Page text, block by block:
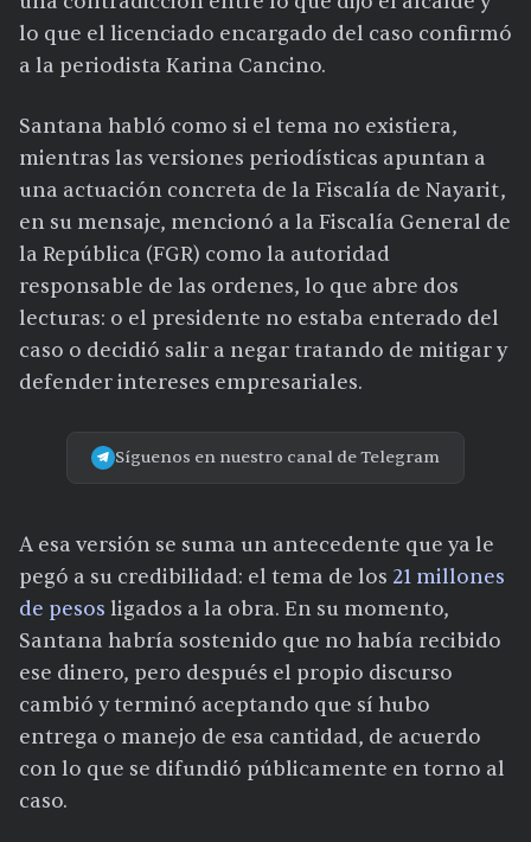
lo que el licenciado encargado del caso confirmó
a la periodista Karina Cancino.
Santana habló como si el tema no existiera,
mientras las versiones periodísticas apuntan a
una actuación concreta de la Fiscalía de Nayarit,
en su mensaje, mencionó a la Fiscalía General de
la República (FGR) como la autoridad
responsable de las ordenes, lo que abre dos
lecturas: o el presidente no estaba enterado del
caso o decidió salir a negar tratando de mitigar y
defender intereses empresariales.
Síguenos en nuestro canal de Telegram
A esa versión se suma un antecedente que ya le
pegó a su credibilidad: el tema de los 21 millones
de pesos ligados a la obra. En su momento,
Santana habría sostenido que no había recibido
ese dinero, pero después el propio discurso
cambió y terminó aceptando que sí hubo
entrega o manejo de esa cantidad, de acuerdo
con lo que se difundió públicamente en torno al
caso.